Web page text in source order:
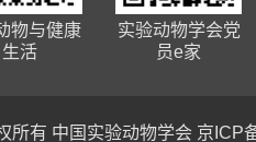
物与健康
生活
实验动物学会党
员e家
所有 中国实验动物学会 京ICP